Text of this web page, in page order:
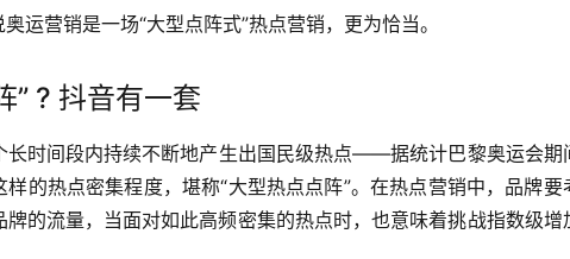
运营销是一场“大型点阵式”热点营销，更为恰当。
”‍ ? 抖音有一套
时间段内持续不断地产生出国民级热点——据统计巴黎奥运会期
的热点密集程度，堪称“大型热点点阵”。在热点营销中，品牌要
的流量，当面对如此高频密集的热点时，也意味着挑战指数级增